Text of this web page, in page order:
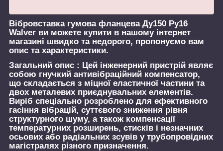
Вібровставка гумова фланцева Ду150 Ру16
Walver ви можете купити в нашому інтернет
магазині швидко та недорого, пропонуємо вам
опис та характеристики.
Загальний опис : Цей інженерний пристрій являє
собою гнучкий антивібраційний компенсатор,
що складається з міцної еластичної частини та
двох металевих приєднувальних елементів.
Виріб спеціально розроблено для ефективного
гасіння вібрацій, суттєвого зниження рівня
структурного шуму, а також компенсації
температурних розширень, стисків і незначних
осьових або радіальних зсувів у трубопровідних
магістралях різного призначення.